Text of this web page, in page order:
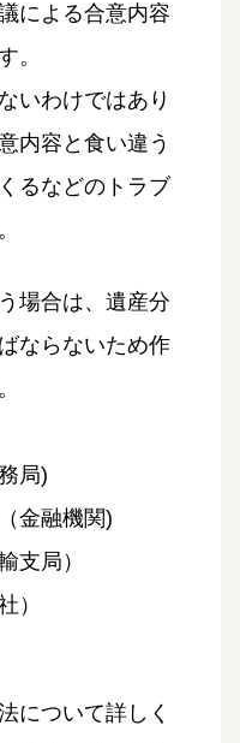
による合意内容
。
いわけではあり
内容と食い違う
るなどのトラブ
場合は、遺産分
ならないため作
局)
金融機関)
支局）
）
について詳しく